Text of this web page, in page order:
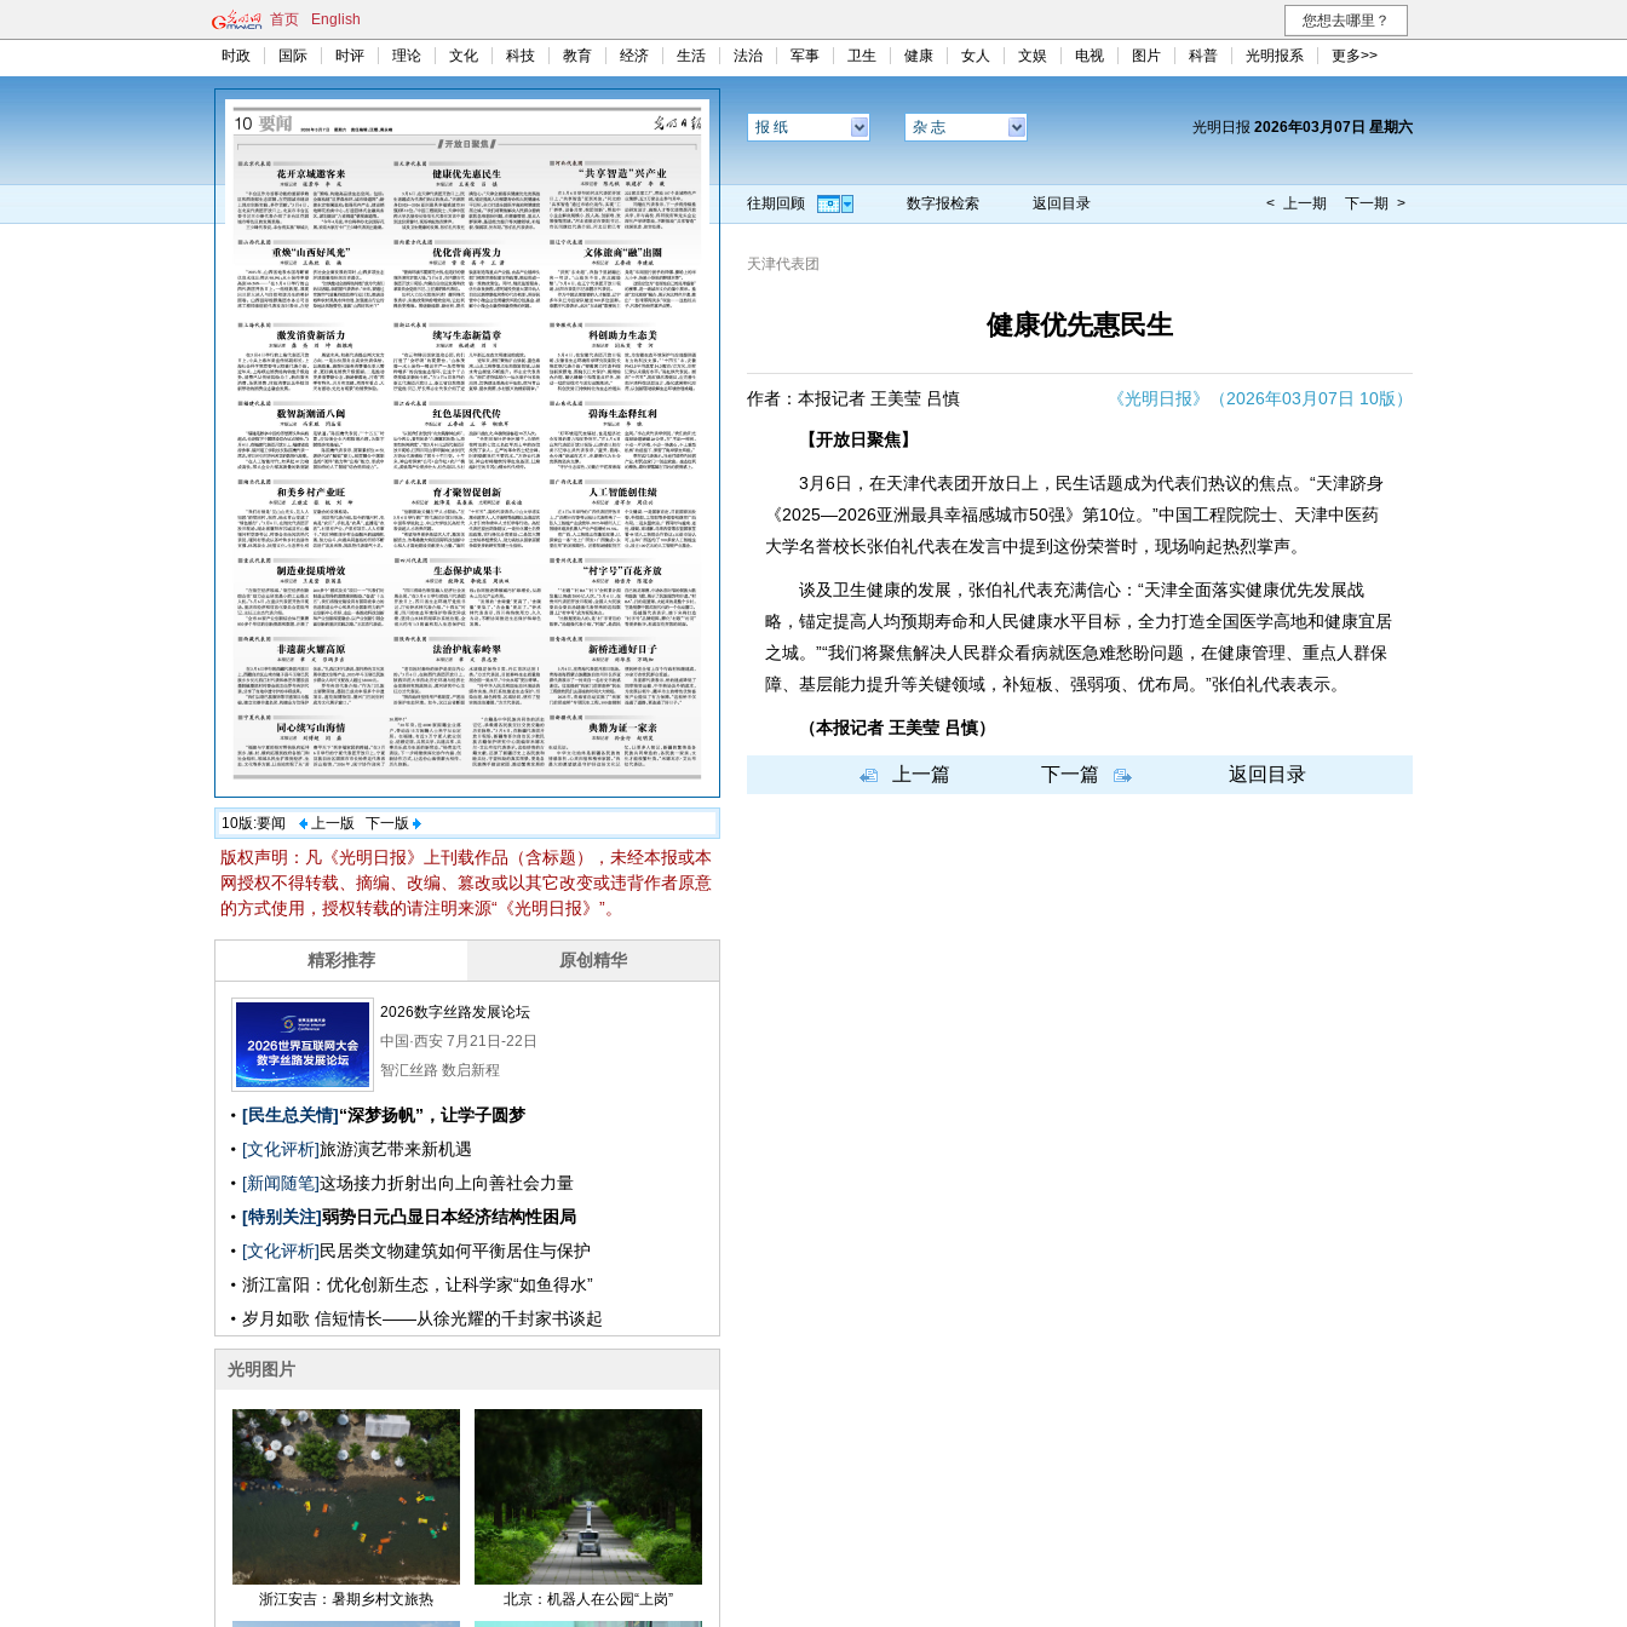
首页 English 您想去哪里？
时政 国际 时评 理论 文化 科技 教育 经济 生活 法治 军事 卫生 健康 女人 文娱 电视 图片 科普 光明报系 更多>>
10版:要闻 上一版 下一版
版权声明：凡《光明日报》上刊载作品（含标题），未经本报或本
网授权不得转载、摘编、改编、篡改或以其它改变或违背作者原意
的方式使用，授权转载的请注明来源“《光明日报》”。
报 纸 杂 志 光明日报 2026年03月07日 星期六
往期回顾 数字报检索 返回目录 < 上一期 下一期 >
天津代表团
健康优先惠民生
作者：本报记者 王美莹 吕慎 《光明日报》（2026年03月07日 10版）
【开放日聚焦】
3月6日，在天津代表团开放日上，民生话题成为代表们热议的焦点。“天津跻身
《2025—2026亚洲最具幸福感城市50强》第10位。”中国工程院院士、天津中医药
大学名誉校长张伯礼代表在发言中提到这份荣誉时，现场响起热烈掌声。
谈及卫生健康的发展，张伯礼代表充满信心：“天津全面落实健康优先发展战
略，锚定提高人均预期寿命和人民健康水平目标，全力打造全国医学高地和健康宜居
之城。”“我们将聚焦解决人民群众看病就医急难愁盼问题，在健康管理、重点人群保
障、基层能力提升等关键领域，补短板、强弱项、优布局。”张伯礼代表表示。
（本报记者 王美莹 吕慎）
上一篇 下一篇 返回目录